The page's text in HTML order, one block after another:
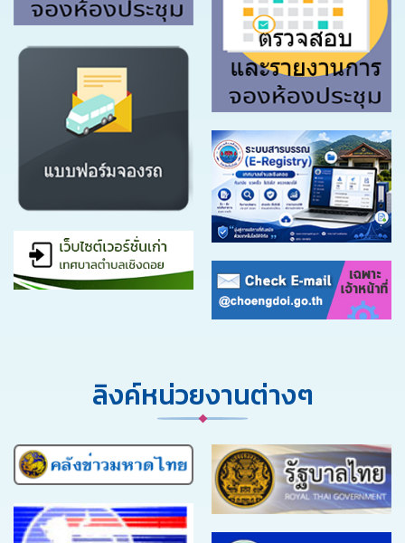
ลิงค์หน่วยงานต่างๆ